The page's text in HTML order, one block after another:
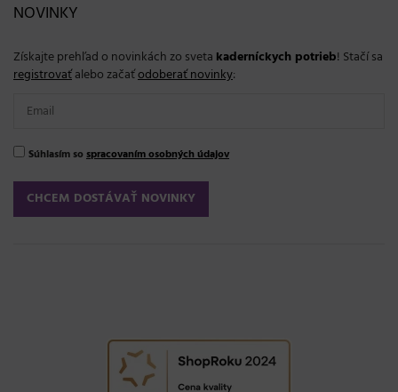
NOVINKY
Získajte prehľad o novinkách zo sveta kaderníckych potrieb! Stačí sa
registrovaťalebo začaťodoberať novinky:
Súhlasím so spracovaním osobných údajov